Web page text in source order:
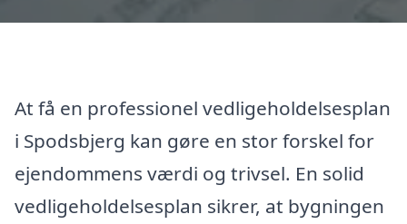
At få en professionel vedligeholdelsesplan
i Spodsbjerg kan gøre en stor forskel for
ejendommens værdi og trivsel. En solid
vedligeholdelsesplan sikrer, at bygningen